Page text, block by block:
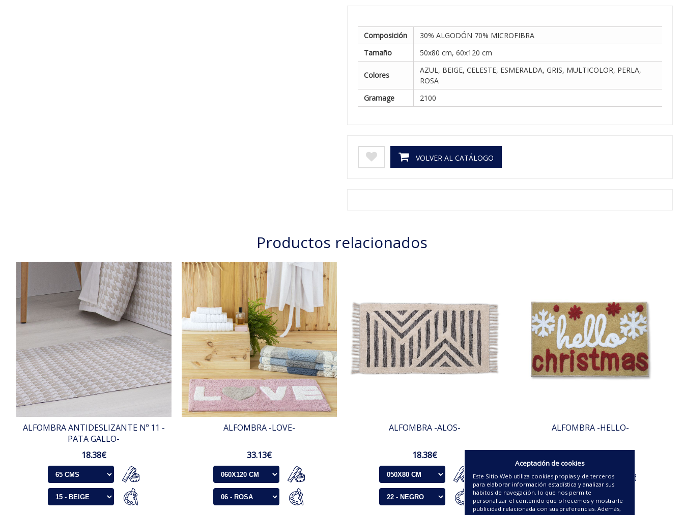
Composición
30% ALGODÓN 70% MICROFIBRA
Tamaño
50x80 cm, 60x120 cm
Colores
AZUL, BEIGE, CELESTE, ESMERALDA, GRIS, MULTICOLOR, PERLA,
ROSA
Gramage
2100
VOLVER AL CATÁLOGO
Productos relacionados
ALFOMBRA ANTIDESLIZANTE Nº 11 -
PATA GALLO-
18.38€
ALFOMBRA -LOVE-
33.13€
ALFOMBRA -ALOS-
18.38€
ALFOMBRA -HELLO-
Aceptación de cookies
Este Sitio Web utiliza cookies propias y de terceros
para elaborar información estadística y analizar sus
hábitos de navegación, lo que nos permite
personalizar el contenido que ofrecemos y mostrarle
publicidad relacionada con sus preferencias. Además,